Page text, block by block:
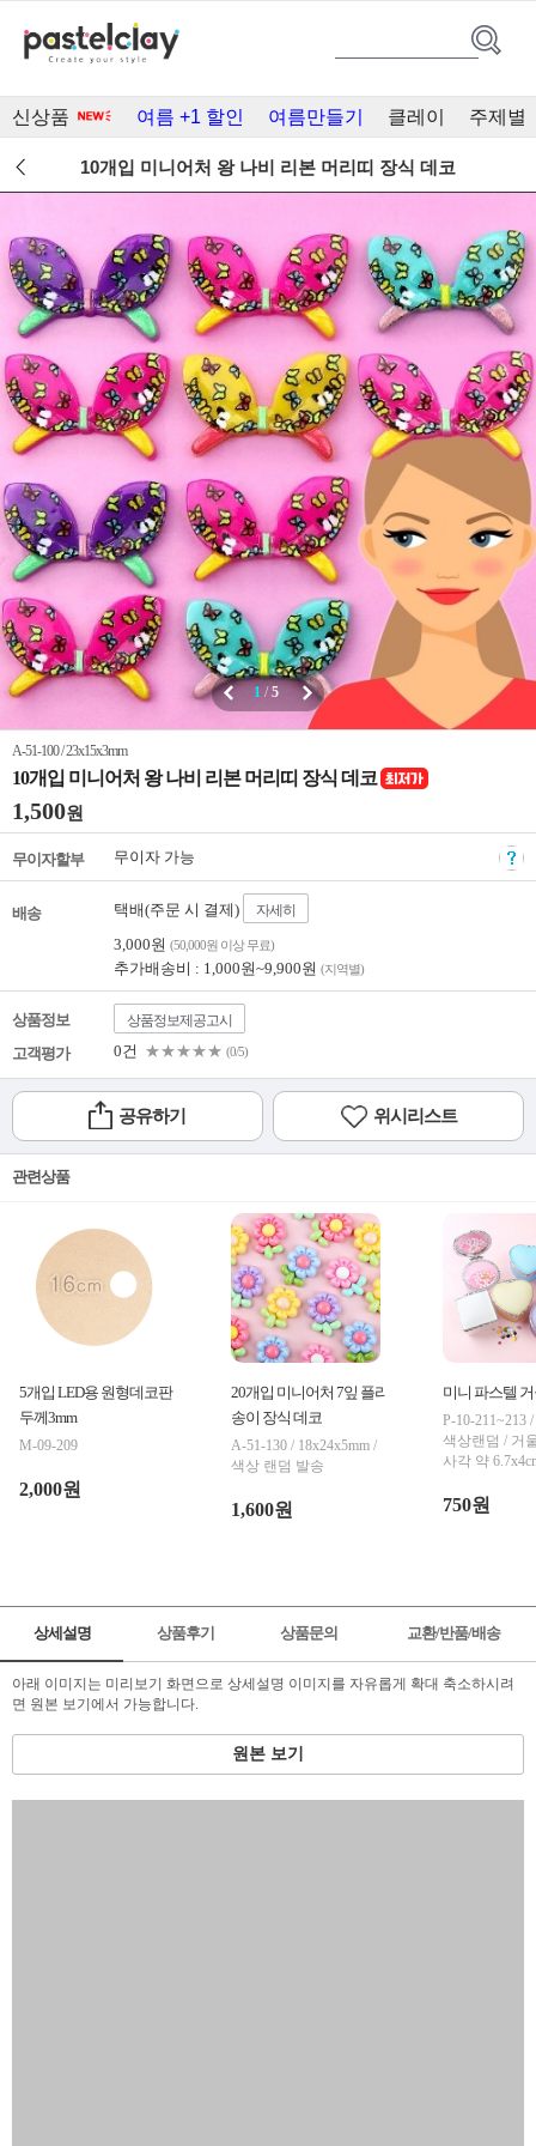
신상품 여름 +1 할인 여름만들기 클레이 주제별
10개입 미니어처 왕 나비 리본 머리띠 장식 데코
1 / 5
A-51-100 / 23x15x3mm
10개입 미니어처 왕 나비 리본 머리띠 장식 데코
1,500원
무이자할부 무이자 가능
배송 택배(주문 시 결제) 자세히
3,000원 (50,000원 이상 무료)
추가배송비 : 1,000원~9,900원 (지역별)
상품정보 상품정보제공고시
고객평가 0건 ★★★★★ (0/5)
공유하기 위시리스트
관련상품
5개입 LED용 원형데코판 16cm
두께3mm
M-09-209
2,000원
20개입 미니어처 7잎 플라워 한
송이 장식 데코
A-51-130 / 18x24x5mm /
색상 랜덤 발송
1,600원
미니 파스텔
P-10-211~213
색상랜덤 / 거
사각 약
750원
상세설명 상품후기 상품문의 교환/반품/배송
아래 이미지는 미리보기 화면으로 상세설명 이미지를 자유롭게 확대 축소하시려
면 원본 보기에서 가능합니다.
원본 보기